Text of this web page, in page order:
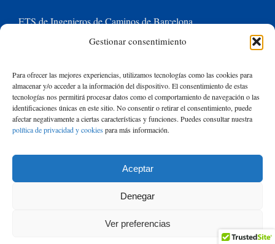
Gestionar consentimiento
Para ofrecer las mejores experiencias, utilizamos tecnologías como las cookies para
almacenar y/o acceder a la información del dispositivo. El consentimiento de estas
tecnologías nos permitirá procesar datos como el comportamiento de navegación o las
identificaciones únicas en este sitio. No consentir o retirar el consentimiento, puede
afectar negativamente a ciertas características y funciones. Puedes consultar nuestra
política de privacidad y cookiespara más información.
Aceptar
Denegar
Ver preferencias
ETS de Ingenieros de Caminos de Barcelona
Universitat Politècnica de Catalunya BarcelonaTech
Contacte con nosotros
Buscar:
2026 de Rafael Mujeriego | Todos los derechos reservados
|